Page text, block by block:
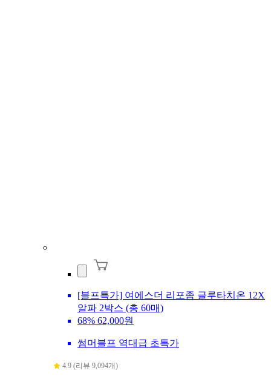
[블프특가] 여에스더 리포좀 글루타치온 12X
알파 2박스 (총 60매)
68% 62,000원
썸머블프 역대급 초특가
4.9 (리뷰 9,094개)